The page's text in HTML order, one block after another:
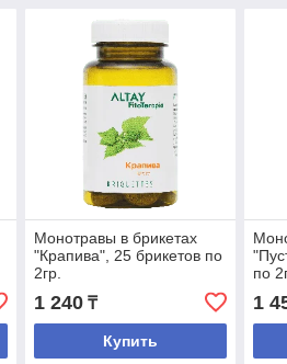
Монотравы в брикетах
"Крапива", 25 брикетов по
2гр.
1 240₸
Купить
по
1